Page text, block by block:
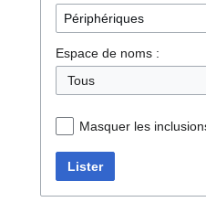
Espace de noms :
Masquer les
Lister